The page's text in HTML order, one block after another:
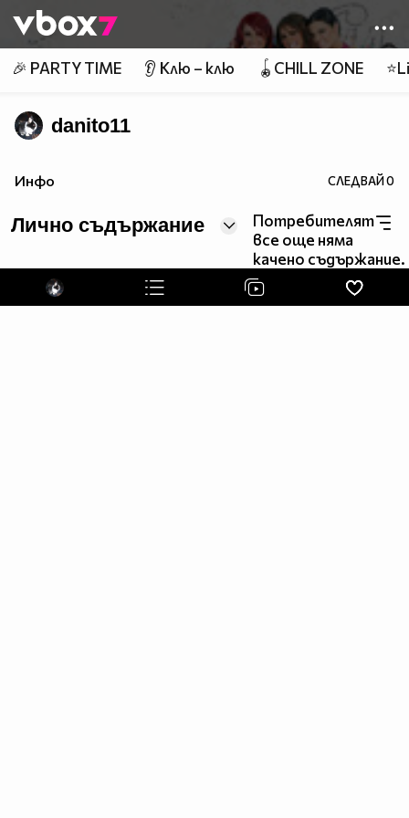
👾
🎉 PARTY TIME 👂 Клю – клю 🪀CHILL ZONE
danito11
Инфо СЛЕДВАЙ0
Лично съдържание
Потребителят
все още няма
качено съдържание.